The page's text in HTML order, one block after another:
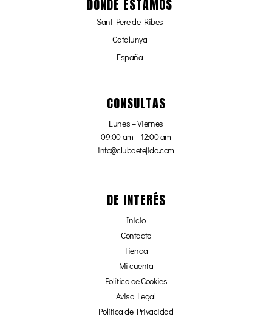
DÓNDE ESTAMOS
Sant Pere de Ribes
Catalunya
España
CONSULTAS
Lunes – Viernes
09:00 am – 12:00 am
info@clubdetejido.com
DE INTERÉS
Inicio
Contacto
Tienda
Mi cuenta
Política de Cookies
Aviso Legal
Política de Privacidad